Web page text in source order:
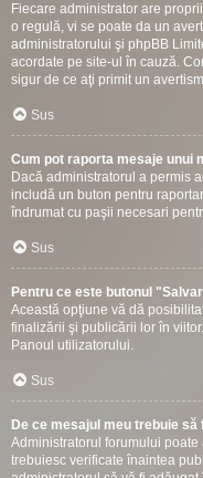
Fiecare administrator are
o regulă, vi se poate da un
administratorului şi phpBB
acordate pe site-ul în cauză.
sigur de ce aţi primit un
Sus
Cum pot raporta mesaje unui
Dacă administratorul a permis
includă un buton pentru
îndrumat cu paşii necesari
Sus
Pentru ce este butonul
Această opţiune vă dă
finalizării şi publicării lor în
Panoul utilizatorului.
Sus
De ce mesajul meu trebuie să
Administratorul forumului
trebuiesc verificate înaintea